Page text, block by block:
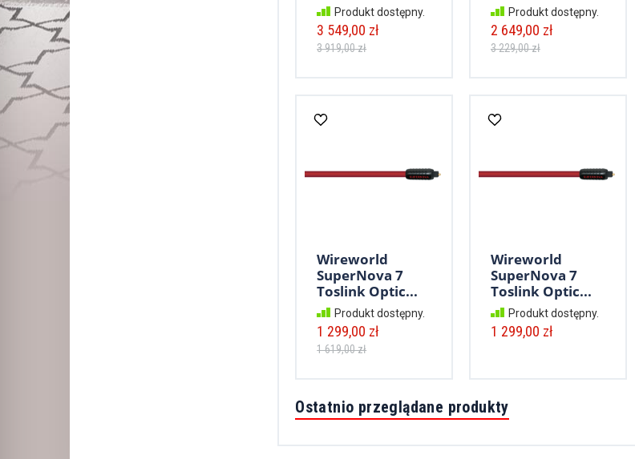
Produkt dostępny.
3 549,00 zł
3 919,00 zł
Produkt dostępny.
2 649,00 zł
3 229,00 zł
Wireworld
SuperNova 7
Toslink Optic...
Produkt dostępny.
1 299,00 zł
1 619,00 zł
Wireworld
SuperNova 7
Toslink Optic...
Produkt dostępny.
1 299,00 zł
Ostatnio przeglądane produkty